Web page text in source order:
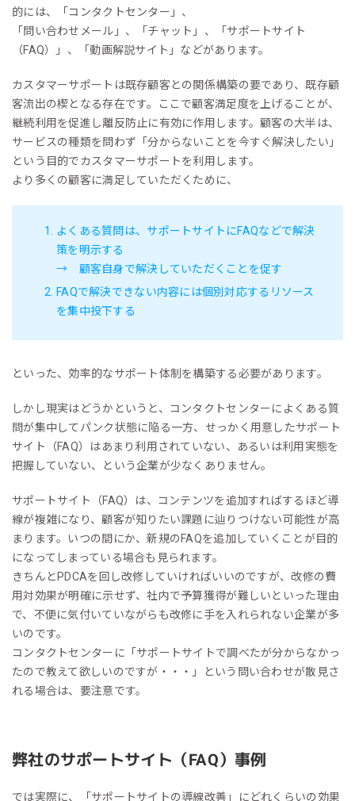
的には、「コンタクトセンター」、
「問い合わせメール」、「チャット」、「サポートサイト
（FAQ）」、「動画解説サイト」などがあります。
カスタマーサポートは既存顧客との関係構築の要であり、既存顧
客流出の楔となる存在です。ここで顧客満足度を上げることが、
継続利用を促進し離反防止に有効に作用します。顧客の大半は、
サービスの種類を問わず「分からないことを今すぐ解決したい」
という目的でカスタマーサポートを利用します。
より多くの顧客に満足していただくために、
よくある質問は、サポートサイトにFAQなどで解決
策を明示する
→ 顧客自身で解決していただくことを促す
FAQで解決できない内容には個別対応するリソース
を集中投下する
といった、効率的なサポート体制を構築する必要があります。
しかし現実はどうかというと、コンタクトセンターによくある質
問が集中してパンク状態に陥る一方、せっかく用意したサポート
サイト（FAQ）はあまり利用されていない、あるいは利用実態を
把握していない、という企業が少なくありません。
サポートサイト（FAQ）は、コンテンツを追加すればするほど導
線が複雑になり、顧客が知りたい課題に辿りつけない可能性が高
まります。いつの間にか、新規のFAQを追加していくことが目的
になってしまっている場合も見られます。
きちんとPDCAを回し改修していければいいのですが、改修の費
用対効果が明確に示せず、社内で予算獲得が難しいといった理由
で、不便に気付いていながらも改修に手を入れられない企業が多
いのです。
コンタクトセンターに「サポートサイトで調べたが分からなかっ
たので教えて欲しいのですが・・・」という問い合わせが散見さ
れる場合は、要注意です。
弊社のサポートサイト（FAQ）事例
では実際に、「サポートサイトの導線改善」にどれくらいの効果